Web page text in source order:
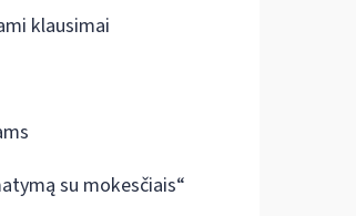
klausimai
su mokesčiais“